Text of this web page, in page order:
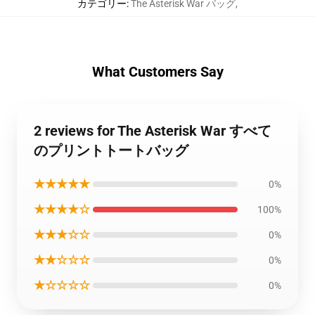
カテゴリー:The Asterisk War バッグ,
What Customers Say
2 reviews for The Asterisk War すべて
のプリントトートバッグ
★★★★★ 0%
★★★★☆ 100%
★★★☆☆ 0%
★★☆☆☆ 0%
★☆☆☆☆ 0%